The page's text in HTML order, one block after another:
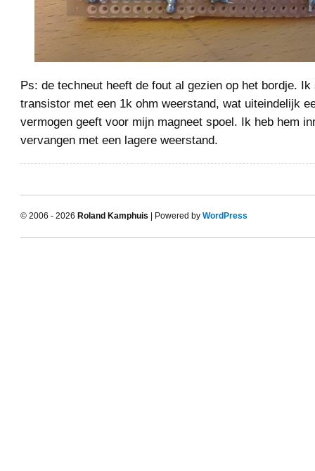
Ps: de techneut heeft de fout al gezien op het bordje.
transistor met een 1k ohm weerstand, wat uiteindelijk
vermogen geeft voor mijn magneet spoel. Ik heb hem
vervangen met een lagere weerstand.
© 2006 - 2026 Roland Kamphuis | Powered by WordPress